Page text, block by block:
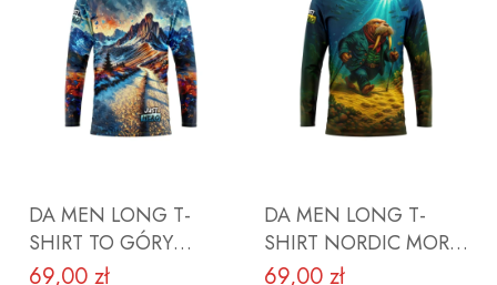
DO KOSZYKA DO KOSZYKA
DA MEN LONG T-
SHIRT TO GÓRY
Cena promocyjna
69,00 zł
DA MEN LONG T-
SHIRT NORDIC MORS
Cena promocyjna
69,00 zł